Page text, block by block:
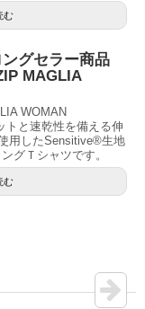
む
グセラー商品
MAGLIA
WOMAN
トと速乾性を備える伸
用したSensitive®生地
グＴシャツです。
む